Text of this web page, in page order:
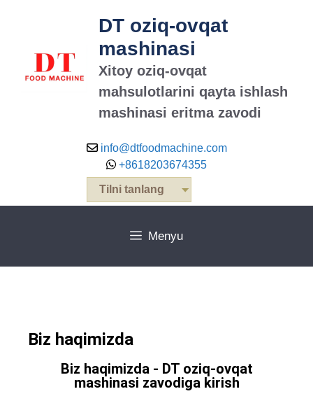
DT oziq-ovqat
mashinasi
Xitoy oziq-ovqat
mahsulotlarini qayta ishlash
mashinasi eritma zavodi
info@dtfoodmachine.com
+8618203674355
Tilni tanlang
Menyu
Biz haqimizda
Biz haqimizda - DT oziq-ovqat
mashinasi zavodiga kirish